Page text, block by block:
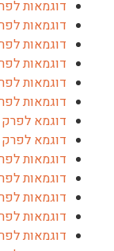
דוגמאות
דוגמאות
דוגמאות
דוגמאות
דוגמאות
דוגמאות
דוגמא
דוגמא
דוגמאות
דוגמאות
דוגמאות
דוגמאות
דוגמאות